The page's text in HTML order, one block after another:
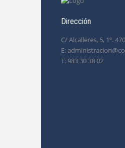
Dirección
C/ Alcalleres, 5, 1º.
E:
T: 983 30 38 02